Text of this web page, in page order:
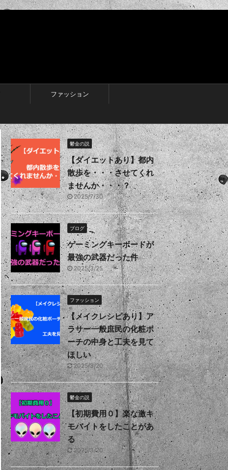
ファッション
鬱金の説
【ダイエットあり】都内
散歩を・・・させてくれ
ませんか・・・？
2025/7/30
ブログ
ゲーミングキーボードが
最強の武器だった件
2025/3/25
ファッション
【メイクレシピあり】ア
ラサー一般庶民の化粧ポ
ーチの中身と工夫を見て
ほしい
2025/3/20
鬱金の説
【初期費用０】楽な激キ
モバイトをしたことがあ
る
2025/3/20